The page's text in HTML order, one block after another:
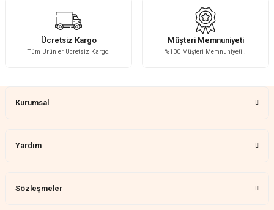
Ücretsiz Kargo
Tüm Ürünler Ücretsiz Kargo!
Müşteri Memnuniyeti
%100 Müşteri Memnuniyeti !
Kurumsal
Yardım
Sözleşmeler